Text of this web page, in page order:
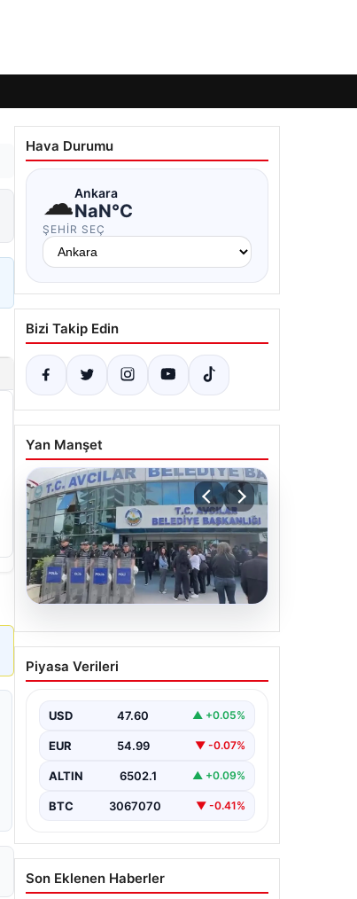
Hava Durumu
☁Ankara
NaN°C
ŞEHIR SEÇ
Bizi Takip Edin
Yan Manşet
Avcılar Belediyesi’ne
operasyon. 12 şüpheli
Piyasa Verileri
USD 47.60 ▲ +0.05%
EUR 54.99 ▼ -0.07%
ALTIN 6502.1 ▲ +0.09%
BTC 3067070 ▼ -0.41%
Son Eklenen Haberler